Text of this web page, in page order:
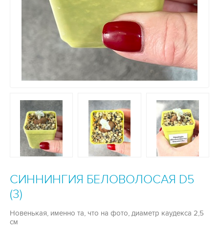
СИННИНГИЯ БЕЛОВОЛОСАЯ D5
(3)
Новенькая, именно та, что на фото, диаметр каудекса 2,5
см